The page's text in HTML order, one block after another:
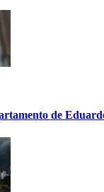
de